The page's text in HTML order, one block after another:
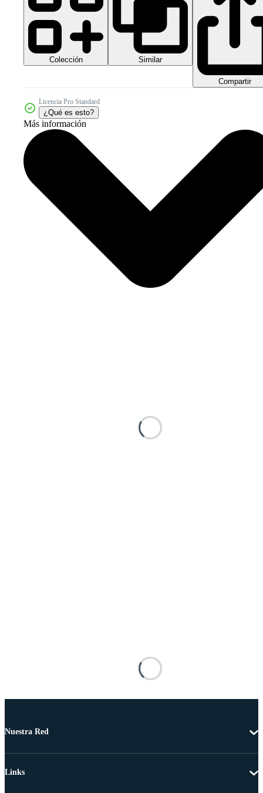
Colección Similar
Compartir
Licencia Pro Standard
¿Qué es esto?
Más información
Nuestra Red
Links